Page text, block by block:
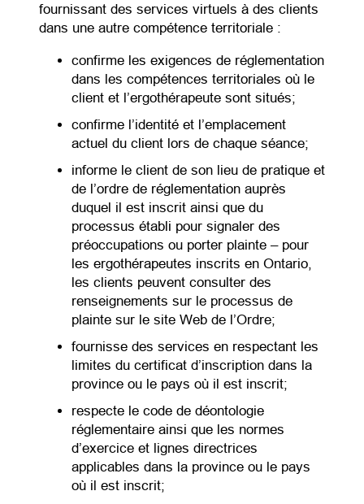
fournissant des services virtuels à des clients
dans une autre compétence territoriale :
confirme les exigences de réglementation
dans les compétences territoriales où le
client et l’ergothérapeute sont situés;
confirme l’identité et l’emplacement
actuel du client lors de chaque séance;
informe le client de son lieu de pratique et
de l’ordre de réglementation auprès
duquel il est inscrit ainsi que du
processus établi pour signaler des
préoccupations ou porter plainte – pour
les ergothérapeutes inscrits en Ontario,
les clients peuvent consulter des
renseignements sur le processus de
plainte sur le site Web de l’Ordre;
fournisse des services en respectant les
limites du certificat d’inscription dans la
province ou le pays où il est inscrit;
respecte le code de déontologie
réglementaire ainsi que les normes
d’exercice et lignes directrices
applicables dans la province ou le pays
où il est inscrit;